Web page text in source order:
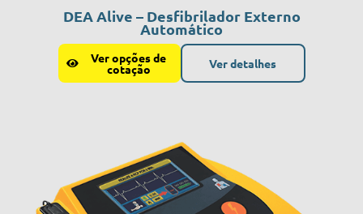
DEA Alive – Desfibrilador Externo
Automático
Ver opções de
cotação Ver detalhes